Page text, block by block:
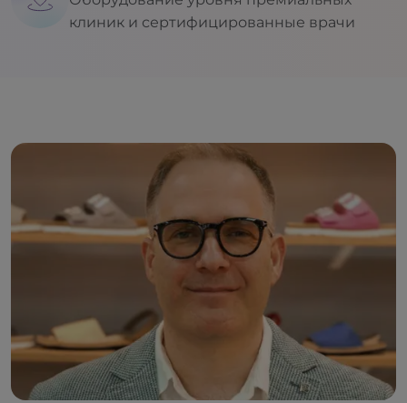
клиник и сертифицированные врачи